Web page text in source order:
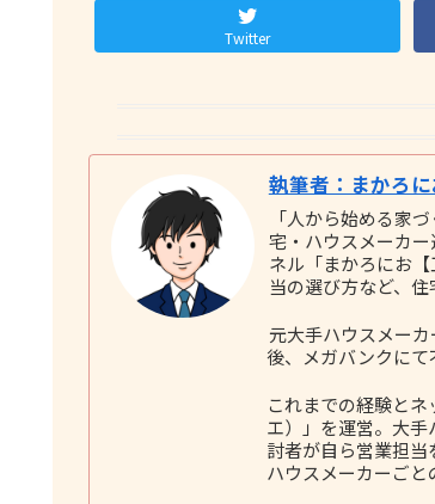
Twitter
執筆者：まかろに
「人から始める家
宅・ハウスメーカ
ネル「まかろにお
当の選び方など、
元大手ハウスメー
後、メガバンクにて
これまでの経験と
エ）」を運営。大
討者が自ら営業担当
ハウスメーカーごと